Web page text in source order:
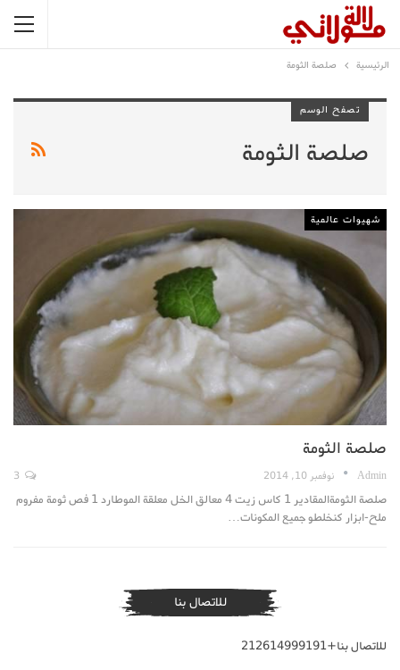
الرئيسية صلصة الثومة
تصفح الوسم
صلصة الثومة
شهيوات عالمية
صلصة الثومة
Admin نوفمبر 10, 2014
صلصة الثومةالمقادير 1 كاس زيت 4 معالق الخل معلقة الموطارد 1 فص ثومة مفروم
ملح-ابزار كنخلطو جميع المكونات…
للاتصال بنا
للاتصال بنا+212614999191